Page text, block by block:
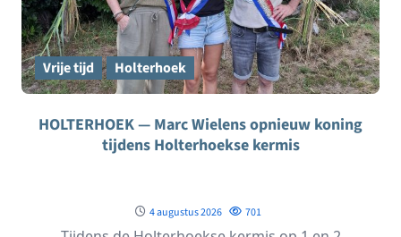
Vrije tijd Holterhoek
HOLTERHOEK — Marc Wielens opnieuw koning
tijdens Holterhoekse kermis
4 augustus 2026 701